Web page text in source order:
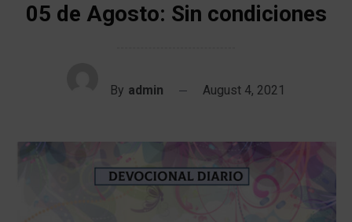
05 de Agosto: Sin condiciones
By admin August 4, 2021